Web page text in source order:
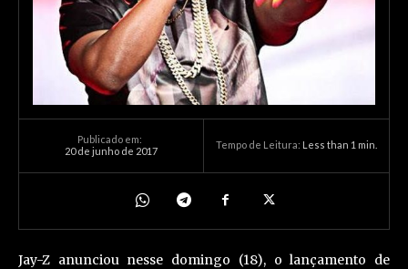
Publicado em:
20 de junho de 2017
Tempo de Leitura: Less than 1 min.
Jay-Z anunciou nesse domingo (18), o lançamento de